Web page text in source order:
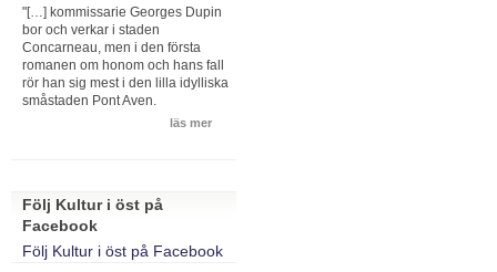
"[…] kommissarie Georges Dupin
bor och verkar i staden
Concarneau, men i den första
romanen om honom och hans fall
rör han sig mest i den lilla idylliska
småstaden Pont Aven.
läs mer
Följ Kultur i öst på
Facebook
Följ Kultur i öst på Facebook